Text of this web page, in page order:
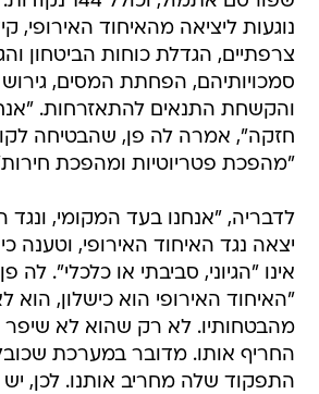
נוגעות ליציאה מהאיחוד האירופי,
צרפתיים, הגדלת כוחות הביטחון
סמכויותיהם, הפחתת המסים,
והקשחת התנאים להתאזרחות.
חזקה", אמרה לה פן, שהבטיחה
"מהפכת פטריוטיות ומהפכת
לדבריה, "אנחנו בעד המקומי, ונגד
יצאה נגד האיחוד האירופי, וטענה
אינו "הגיוני, סביבתי או כלכלי". לה
"האיחוד האירופי הוא כישלון,
מהבטחותיו. לא רק שהוא לא
החריף אותו. מדובר במערכת
התפקוד שלה מחריב אותנו. לכן,